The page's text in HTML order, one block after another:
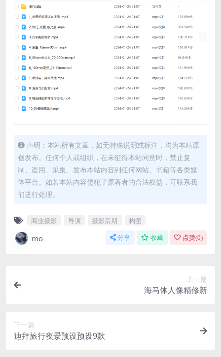
声明：本站所有文章，如无特殊说明或标注，均为本站原
创发布。任何个人或组织，在未征得本站同意时，禁止复
制、盗用、采集、发布本站内容到任何网站、书籍等各类媒
体平台。如若本站内容侵犯了原著者的合法权益，可联系我
们进行处理。
商业摄影 导演 摄影后期 构图
mo 分享 收藏 点赞(0)
上一篇
海马体人像精修新
下一篇
迪拜旅行夜景预设预设9款